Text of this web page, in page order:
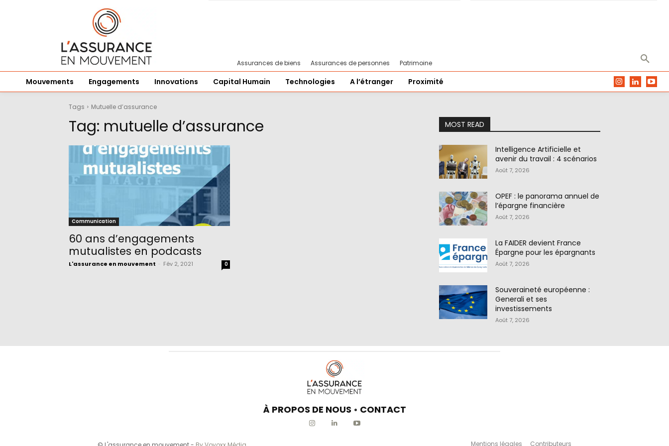
Assurances de biens Assurances de personnes Patrimoine
Mouvements Engagements Innovations Capital Humain Technologies A l’étranger Proximité
Tags Mutuelle d’assurance
Tag: mutuelle d’assurance
Communication
60 ans d’engagements
mutualistes en podcasts
L'assurance en mouvement Fév 2, 2021 0
MOST READ
Intelligence Artificielle et
avenir du travail : 4 scénarios
Août 7, 2026
OPEF : le panorama annuel de
l’épargne financière
Août 7, 2026
La FAIDER devient France
Épargne pour les épargnants
Août 7, 2026
Souveraineté européenne :
Generali et ses
investissements
Août 7, 2026
À PROPOS DE NOUS • CONTACT
Mentions légales Contributeurs